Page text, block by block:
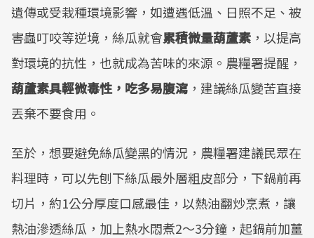
遺傳或受栽種環境影響，如遭遇低溫、日照不足、被
害蟲叮咬等逆境，絲瓜就會累積微量葫蘆素 ，以提高
對環境的抗性，也就成為苦味的來源。農糧署提醒，
葫蘆素具輕微毒性，吃多易腹瀉 ，建議絲瓜變苦直接
丟棄不要食用。
至於，想要避免絲瓜變黑的情況，農糧署建議民眾在
料理時，可以先刨下絲瓜最外層粗皮部分，下鍋前再
切片，約1公分厚度口感最佳，以熱油翻炒烹煮，讓
熱油滲透絲瓜，加上熱水悶煮2～3分鐘，起鍋前加薑